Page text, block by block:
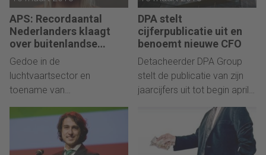
APS: Recordaantal
Nederlanders klaagt
over buitenlandse
ondernemers
Gedoe in de
luchtvaartsector en
toename van
grensoverschrijdende online
aankopen zorgen voor
meer klachten over
buitenlandse ondernemers.
DPA stelt
cijferpublicatie uit en
benoemt nieuwe CFO
Detacheerder DPA Group
stelt de publicatie van zijn
jaarcijfers uit tot begin april.
Het bedrijf heeft meer tijd
nodig om veranderingen in
de organisatiestructuur
goed te kunnen verwerken in